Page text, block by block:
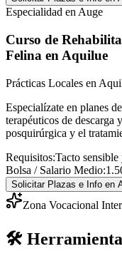
Especialidad en Auge
Curso de
Felina en Aquilue
Prácticas Locales en
Especialízate en planes
terapéuticos de descarga
posquirúrgica y el
Requisitos:Tacto
Bolsa / Salario Medio:
Solicitar Plazas e Info en
Zona Vocacional
🛠️